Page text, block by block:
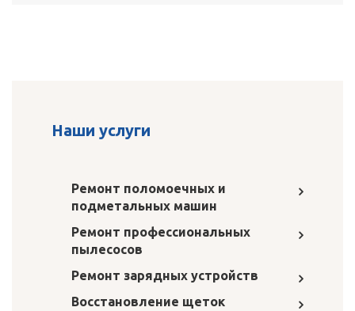
Наши услуги
Ремонт поломоечных и
подметальных машин
Ремонт профессиональных
пылесосов
Ремонт зарядных устройств
Восстановление щеток